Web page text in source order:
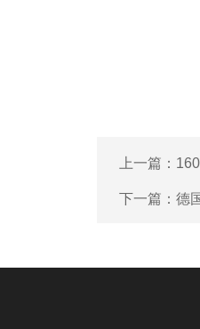
上一篇：
下一篇： 德